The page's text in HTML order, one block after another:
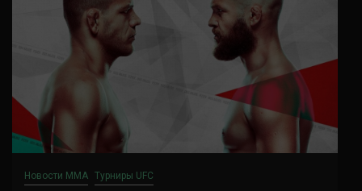
Новости ММА Турниры UFC